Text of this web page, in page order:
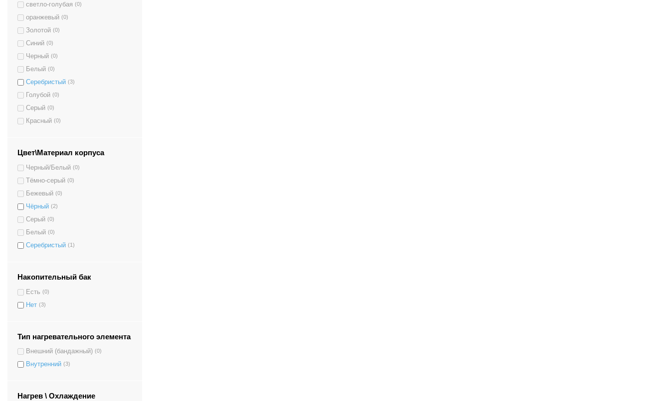
светло-голубая (0)
оранжевый (0)
Золотой (0)
Синий (0)
Черный (0)
Белый (0)
Серебристый (3)
Голубой (0)
Серый (0)
Красный (0)
Цвет\Материал корпуса
Черный/Белый (0)
Тёмно-серый (0)
Бежевый (0)
Чёрный (2)
Серый (0)
Белый (0)
Серебристый (1)
Накопительный бак
Есть (0)
Нет (3)
Тип нагревательного элемента
Внешний (бандажный) (0)
Внутренний (3)
Нагрев \ Охлаждение